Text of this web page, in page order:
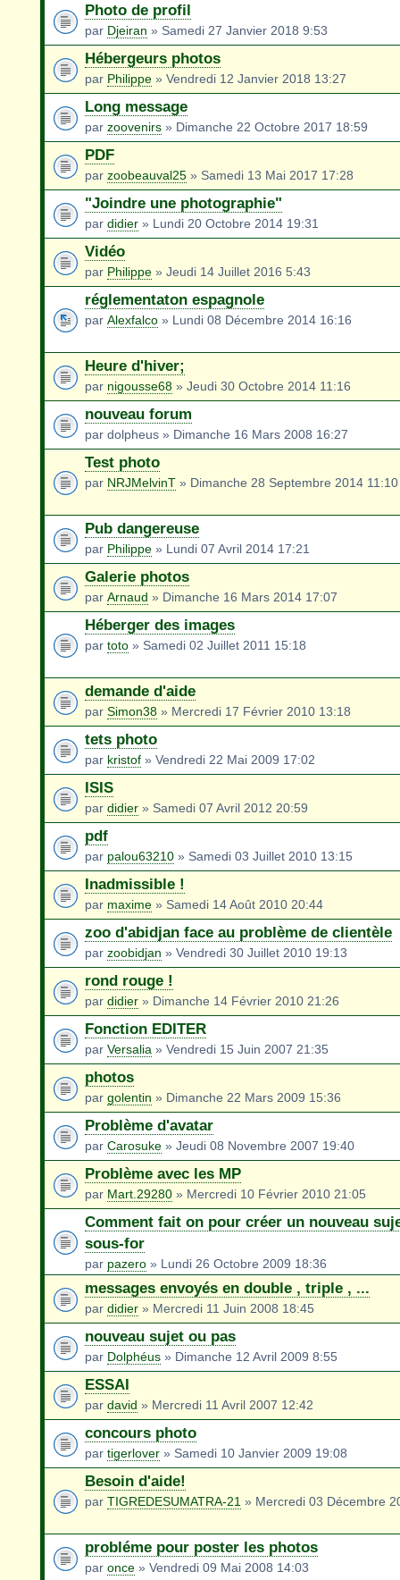
Photo de profil
par Djeiran » Samedi 27 Janvier 2018 9:53
Hébergeurs photos
par Philippe » Vendredi 12 Janvier 2018 13:27
Long message
par zoovenirs » Dimanche 22 Octobre 2017 18:59
PDF
par zoobeauval25 » Samedi 13 Mai 2017 17:28
"Joindre une photographie"
par didier » Lundi 20 Octobre 2014 19:31
Vidéo
par Philippe » Jeudi 14 Juillet 2016 5:43
réglementaton espagnole
par Alexfalco » Lundi 08 Décembre 2014 16:16
Heure d'hiver;
par nigousse68 » Jeudi 30 Octobre 2014 11:16
nouveau forum
par dolpheus » Dimanche 16 Mars 2008 16:27
Test photo
par NRJMelvinT » Dimanche 28 Septembre 2014 11:10
Pub dangereuse
par Philippe » Lundi 07 Avril 2014 17:21
Galerie photos
par Arnaud » Dimanche 16 Mars 2014 17:07
Héberger des images
par toto » Samedi 02 Juillet 2011 15:18
demande d'aide
par Simon38 » Mercredi 17 Février 2010 13:18
tets photo
par kristof » Vendredi 22 Mai 2009 17:02
ISIS
par didier » Samedi 07 Avril 2012 20:59
pdf
par palou63210 » Samedi 03 Juillet 2010 13:15
Inadmissible !
par maxime » Samedi 14 Août 2010 20:44
zoo d'abidjan face au problème de clientèle
par zoobidjan » Vendredi 30 Juillet 2010 19:13
rond rouge !
par didier » Dimanche 14 Février 2010 21:26
Fonction EDITER
par Versalia » Vendredi 15 Juin 2007 21:35
photos
par golentin » Dimanche 22 Mars 2009 15:36
Problème d'avatar
par Carosuke » Jeudi 08 Novembre 2007 19:40
Problème avec les MP
par Mart.29280 » Mercredi 10 Février 2010 21:05
Comment fait on pour créer un nouveau
sous-for
par pazero » Lundi 26 Octobre 2009 18:36
messages envoyés en double , triple , ...
par didier » Mercredi 11 Juin 2008 18:45
nouveau sujet ou pas
par Dolphéus » Dimanche 12 Avril 2009 8:55
ESSAI
par david » Mercredi 11 Avril 2007 12:42
concours photo
par tigerlover » Samedi 10 Janvier 2009 19:08
Besoin d'aide!
par TIGREDESUMATRA-21 » Mercredi 03 Décembre
probléme pour poster les photos
par once » Vendredi 09 Mai 2008 14:03